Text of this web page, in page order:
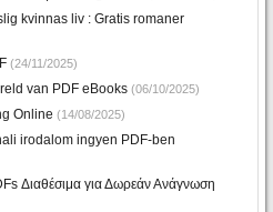
kvinnas liv : Gratis romaner
(24/11/2025)
van PDF eBooks (06/10/2025)
Online (14/08/2025)
irodalom ingyen PDF-ben
Διαθέσιμα για Δωρεάν Ανάγνωση